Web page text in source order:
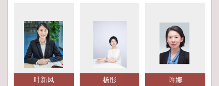
叶新凤 杨彤 许娜